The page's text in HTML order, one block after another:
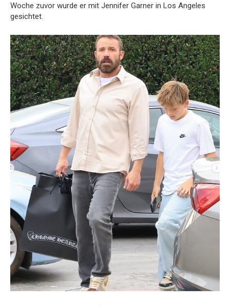
Woche zuvor wurde er mit Jennifer Garner in Los Angeles
gesichtet.